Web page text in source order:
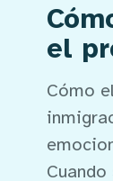
el
Cómo
Cuando